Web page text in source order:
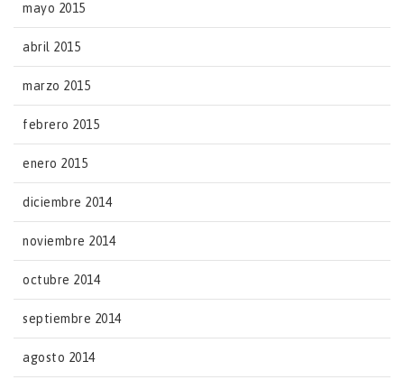
mayo 2015
abril 2015
marzo 2015
febrero 2015
enero 2015
diciembre 2014
noviembre 2014
octubre 2014
septiembre 2014
agosto 2014